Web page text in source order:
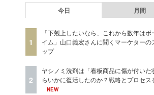
今日 月間
1
「下剋上したいなら、これから数年はボ
イム」山口義宏さんに聞くマーケターの
ップ
2
ヤシノミ洗剤は「看板商品に傷が付いた
らいかに復活したのか？戦略とプロセス
NEW